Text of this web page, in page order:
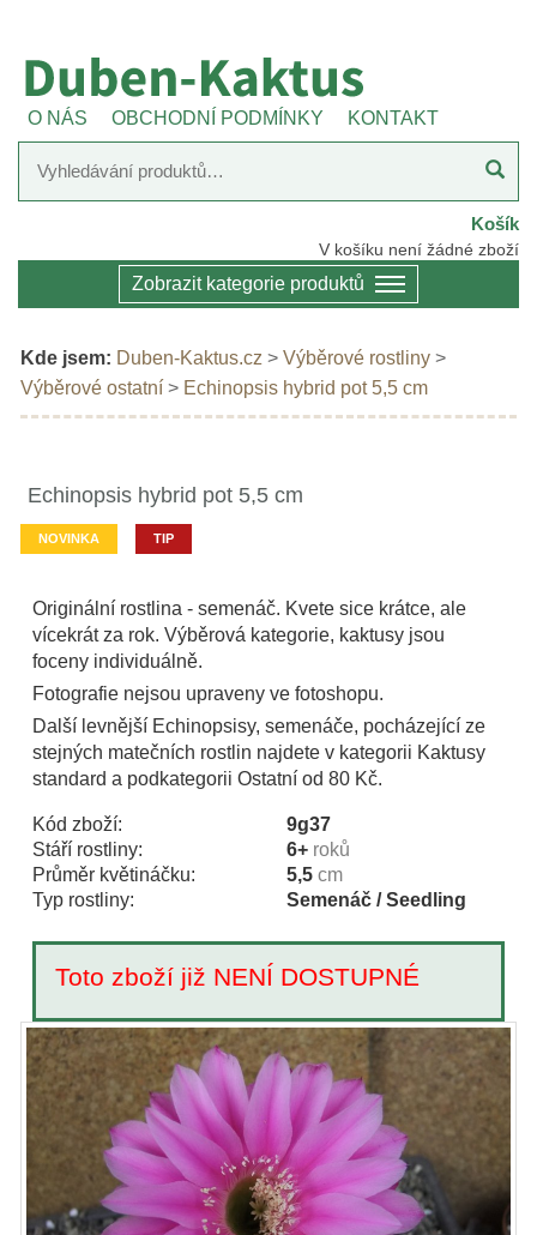
O NÁS OBCHODNÍ PODMÍNKY KONTAKT
Košík
V košíku není žádné zboží
Zobrazit kategorie produktů
Kde jsem: Duben-Kaktus.cz > Výběrové rostliny >
Výběrové ostatní > Echinopsis hybrid pot 5,5 cm
Echinopsis hybrid pot 5,5 cm
NOVINKA TIP
Originální rostlina - semenáč. Kvete sice krátce, ale
vícekrát za rok. Výběrová kategorie, kaktusy jsou
foceny individuálně.
Fotografie nejsou upraveny ve fotoshopu.
Další levnější Echinopsisy, semenáče, pocházející ze
stejných matečních rostlin najdete v kategorii Kaktusy
standard a podkategorii Ostatní od 80 Kč.
Kód zboží:
9g37
Stáří rostliny:
6+ roků
Průměr květináčku:
5,5 cm
Typ rostliny:
Semenáč / Seedling
Toto zboží již NENÍ DOSTUPNÉ